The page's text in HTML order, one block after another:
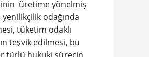
üretime yönelmiş
yenilikçilik odağında
tüketim odaklı
teşvik edilmesi, bu